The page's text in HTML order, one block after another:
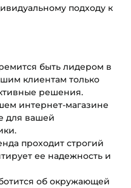
подходу к
быть лидером в
клиентам только
решения.
интернет-магазине
для вашей
проходит строгий
ее надежность и
об окружающей